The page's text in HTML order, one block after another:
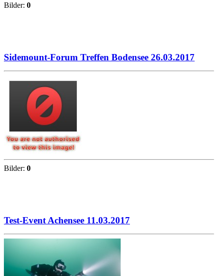
Bilder: 0
Sidemount-Forum Treffen Bodensee 26.03.2017
Bilder: 0
Test-Event Achensee 11.03.2017